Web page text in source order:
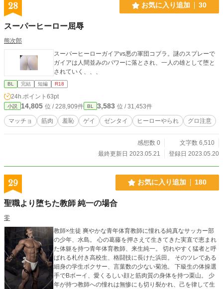
28 お気に入り追加 30
スーパーヒーロー屈辱
熊次郎
スーパーヒーローガイアvs悪の軍団コブラ。謎のスプレーで
ガイアは人間並みのパワーに落とされ、一人の雄として堕と
されていく、、、
BL 完結 短編 R18
24h.ポイント 63pt
小説 14,805 位 / 228,909件 BL 3,583 位 / 31,453件
マッチョ 筋肉 羞恥 ゲイ ゼンタイ ヒーローやられ グロ注意
感想数 0
文字数 6,510
最終更新日 2023.05.21
登録日 2023.05.20
29 お気に入り追加 180
聖職より堕ちた教師 純一の場合
零
教師×生徒 爽やかな青年体育教師に憧れる純真なサッカー部
の少年、水島。 心の葛藤を押さえて生きてきた実直で恵まれ
た体躯を持つ青年体育教師、来生純一。 切れやすく猛者と呼
ばれる札付き高校生、格闘技に長けた浜田。 そのツレである
細身の学生ボクサー、言葉数の少ない菊池。 下級生の体操選
手でBボーイ、愛くるしい顔と筋肉質の身体を持つ栗山。 少
年が持つ教師への憧れは無惨にも切り裂かれ、己を律して生